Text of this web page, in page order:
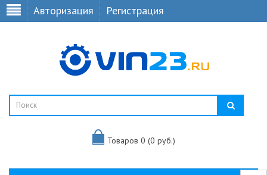
Авторизация Регистрация
Товаров 0 (0 руб.)